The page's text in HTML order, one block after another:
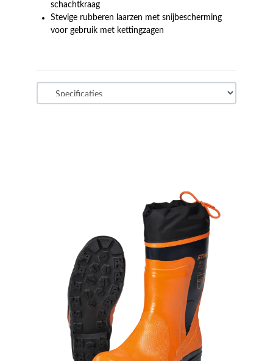
schachtkraag
Stevige rubberen laarzen met snijbescherming
voor gebruik met kettingzagen